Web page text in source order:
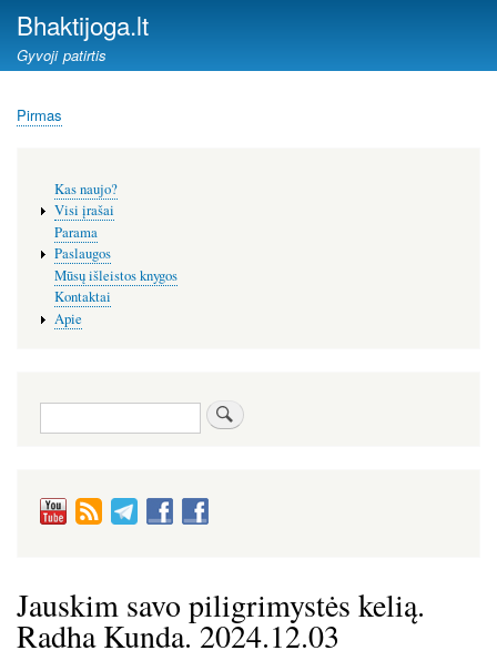
Bhaktijoga.lt
Gyvoji patirtis
Kelias
Pirmas
Jauskim savo piligrimystės kelią.
Radha Kunda. 2024.12.03
meniu
Kas naujo?
Visi įrašai
Parama
Paslaugos
Mūsų išleistos knygos
Kontaktai
Apie
Paieška